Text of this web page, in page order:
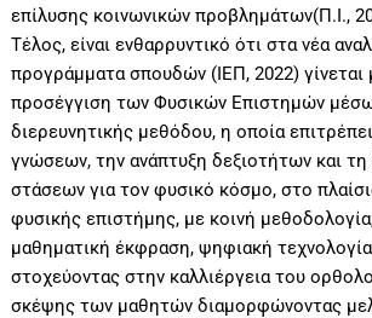
επίλυσης κοινωνικών προβλημάτων(Π.Ι.,
Τέλος, είναι ενθαρρυντικό ότι στα νέα
προγράμματα σπουδών (ΙΕΠ, 2022) γίνεται
προσέγγιση των Φυσικών Επιστημών
διερευνητικής μεθόδου, η οποία
γνώσεων, την ανάπτυξη δεξιοτήτων και
στάσεων για τον φυσικό κόσμο, στο
φυσικής επιστήμης, με κοινή
μαθηματική έκφραση, ψηφιακή
στοχεύοντας στην καλλιέργεια του
σκέψης των μαθητών διαμορφώνοντας